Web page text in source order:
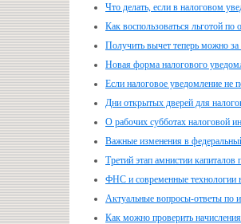
Что делать, если в налоговом
Как воспользоваться льготой
Получить вычет теперь можно
Новая форма налогового
Если налоговое уведомление не
Дни открытых дверей для
О рабочих субботах налоговой
Важные изменения в
Третий этап амнистии
ФНС и современные технологии
Актуальные вопросы-ответы по
Как можно проверить